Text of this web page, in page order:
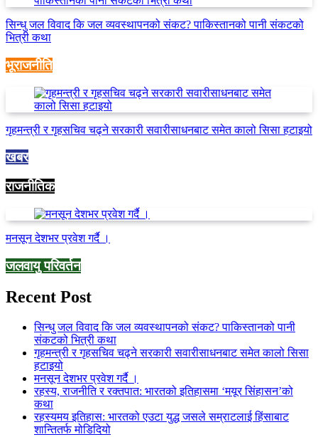
सिन्धु जल विवाद कि जल व्यवस्थापनको संकट? पाकिस्तानको पानी संकटको
भित्री कथा
भूराजनीति
गृहमन्त्री र गृहसचिव चढ्ने सरकारी सवारीसाधनबाट समेत कालो सिसा हटाइयो
खबर
राजनीतिक
मनसून देशभर प्रवेश गर्दै ।
जलवायु परिवर्तन
Recent Post
सिन्धु जल विवाद कि जल व्यवस्थापनको संकट? पाकिस्तानको पानी
संकटको भित्री कथा
गृहमन्त्री र गृहसचिव चढ्ने सरकारी सवारीसाधनबाट समेत कालो सिसा
हटाइयो
मनसून देशभर प्रवेश गर्दै ।
रहस्य, राजनीति र रक्तपात: भारतको इतिहासमा ‘मयूर सिंहासन’को
कथा
रहस्यमय इतिहास: भारतको एउटा युद्ध जसले सम्राटलाई हिंसाबाट
शान्तितर्फ मोडिदियो